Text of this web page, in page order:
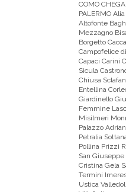
COMO
PALERMO
Altofonte
Mezzagno
Borgetto
Campofelice
Capaci Carini
Sicula
Chiusa
Entellina
Giardinello
Femmine
Misilmeri
Palazzo
Petralia
Pollina Prizzi
San Giuseppe
Cristina Gela
Termini
Ustica